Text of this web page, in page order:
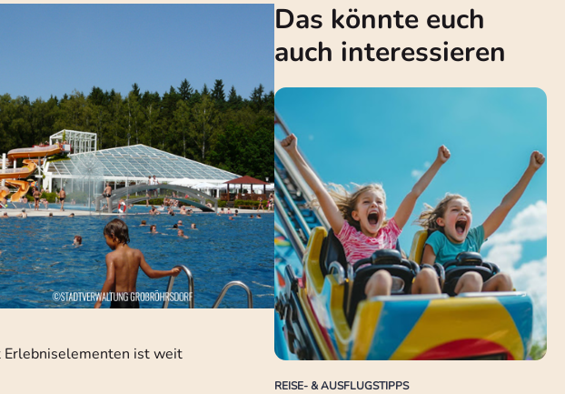
Erlebniselementen ist weit
Das könnte euch
auch interessieren
REISE- & AUSFLUGSTIPPS